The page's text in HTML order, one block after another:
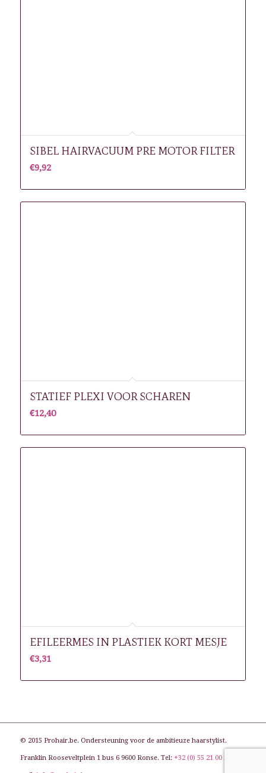
SIBEL HAIRVACUUM PRE MOTOR FILTER
€9,92
STATIEF PLEXI VOOR SCHAREN
€12,40
EFILEERMES IN PLASTIEK KORT MESJE
€3,31
© 2015 Prohair.be. Ondersteuning voor de ambitieuze haarstylist.
Franklin Rooseveltplein 1 bus 6 9600 Ronse. Tel: +32 (0) 55 21 00 31